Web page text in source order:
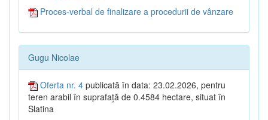
Proces-verbal de finalizare a procedurii de vânzare
Gugu Nicolae
Oferta nr. 4 publicată în data: 23.02.2026, pentru
teren arabil în suprafață de 0.4584 hectare, situat în
Slatina